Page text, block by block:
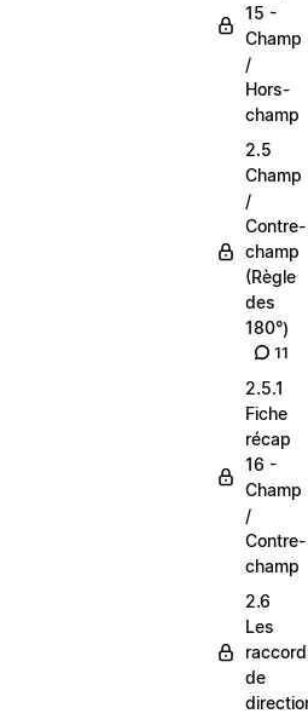
15 -
Champ
/
Hors-
champ
2.5
Champ
/
Contre-
champ
(Règle
des
180°)
11
2.5.1
Fiche
récap
16 -
Champ
/
Contre-
champ
2.6
Les
de